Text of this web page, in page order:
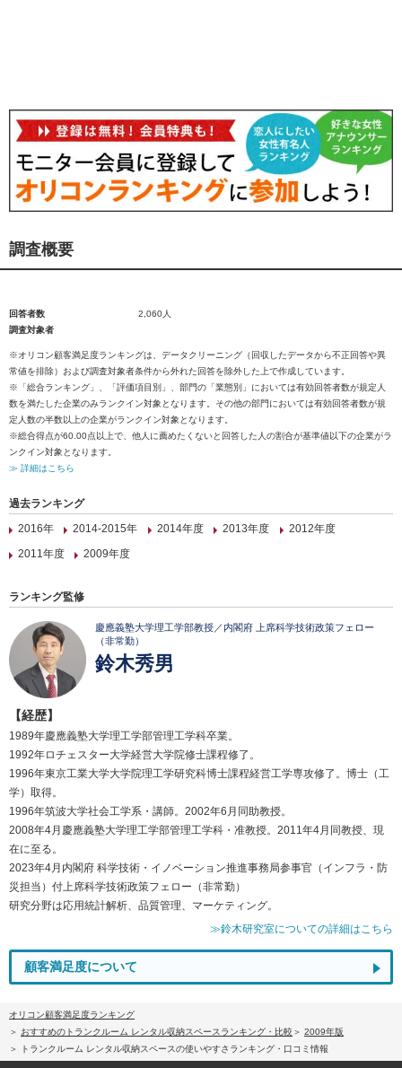
調査概要
回答者数
2,060人
調査対象者
※オリコン顧客満足度ランキングは、データクリーニング（回収したデータから不正回答や異
常値を排除）および調査対象者条件から外れた回答を除外した上で作成しています。
※「総合ランキング」、「評価項目別」、部門の「業態別」においては有効回答者数が規定人
数を満たした企業のみランクイン対象となります。その他の部門においては有効回答者数が規
定人数の半数以上の企業がランクイン対象となります。
※総合得点が60.00点以上で、他人に薦めたくないと回答した人の割合が基準値以下の企業がラ
ンクイン対象となります。
≫ 詳細はこちら
過去ランキング
2016年
2014-2015年 2014年度 2013年度
2012年度
2011年度
2009年度
ランキング監修
慶應義塾大学理工学部教授／内閣府 上席科学技術政策フェロー
（非常勤）
鈴木秀男
【経歴】
1989年慶應義塾大学理工学部管理工学科卒業。
1992年ロチェスター大学経営大学院修士課程修了。
1996年東京工業大学大学院理工学研究科博士課程経営工学専攻修了。博士（工
学）取得。
1996年筑波大学社会工学系・講師。2002年6月同助教授。
2008年4月慶應義塾大学理工学部管理工学科・准教授。2011年4月同教授、現
在に至る。
2023年4月内閣府 科学技術・イノベーション推進事務局参事官（インフラ・防
災担当）付上席科学技術政策フェロー（非常勤）
研究分野は応用統計解析、品質管理、マーケティング。
≫鈴木研究室についての詳細はこちら
顧客満足度について
オリコン顧客満足度ランキング
おすすめのトランクルーム レンタル収納スペースランキング・比較
2009年版
トランクルーム レンタル収納スペースの使いやすさランキング・口コミ情報